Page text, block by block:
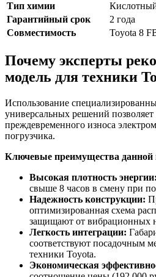
Тип химии
Гарантийный срок
2 года
Совместимость
Toyota 8
Почему эксперты
модель для техники
Использование
универсальных решений позволяет
преждевременного износа
погрузчика.
Ключевые преимущества данной
Высокая плотность энергии:
свыше 8 часов в смену при
Надежность конструкции:
оптимизированная схема
защищают от вибрационных
Легкость интеграции:
соответствуют посадочным
техники Toyota.
Экономическая